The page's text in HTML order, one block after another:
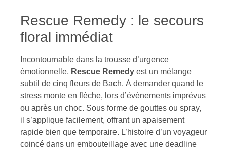
Rescue Remedy : le secours
floral immédiat
Incontournable dans la trousse d’urgence
émotionnelle, Rescue Remedy est un mélange
subtil de cinq fleurs de Bach. À demander quand le
stress monte en flèche, lors d’événements imprévus
ou après un choc. Sous forme de gouttes ou spray,
il s’applique facilement, offrant un apaisement
rapide bien que temporaire. L’histoire d’un voyageur
coincé dans un embouteillage avec une deadline